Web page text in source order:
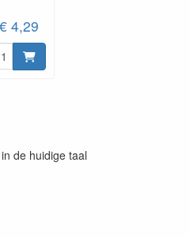
€ 4,29
de huidige taal